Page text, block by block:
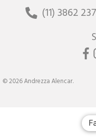
(11) 3862
© 2026 Andrezza Alencar.